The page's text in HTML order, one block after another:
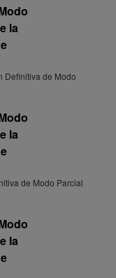
la
Definitiva de Modo
la
de Modo Parcial
la